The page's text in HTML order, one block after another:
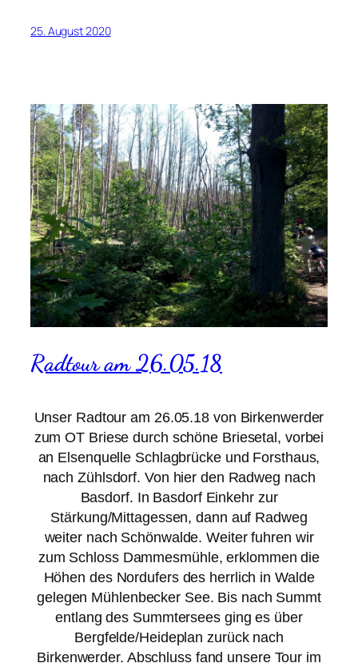
25. August 2020
Radtour am 26.05.18
Unser Radtour am 26.05.18 von Birkenwerder
zum OT Briese durch schöne Briesetal, vorbei
an Elsenquelle Schlagbrücke und Forsthaus,
nach Zühlsdorf. Von hier den Radweg nach
Basdorf. In Basdorf Einkehr zur
Stärkung/Mittagessen, dann auf Radweg
weiter nach Schönwalde. Weiter fuhren wir
zum Schloss Dammesmühle, erklommen die
Höhen des Nordufers des herrlich in Walde
gelegen Mühlenbecker See. Bis nach Summt
entlang des Summtersees ging es über
Bergfelde/Heideplan zurück nach
Birkenwerder. Abschluss fand unsere Tour im